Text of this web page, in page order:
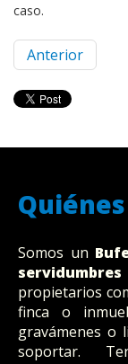
caso.
Anterior
Somos un
servidumbres
propietarios
finca o
gravámenes o
soportar.